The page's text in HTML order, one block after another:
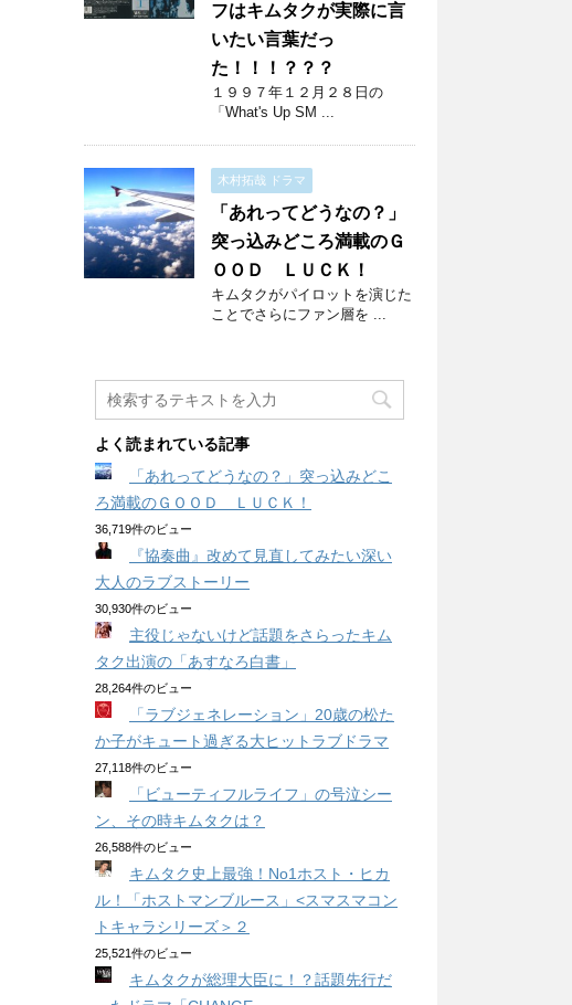
フはキムタクが実際に言
いたい言葉だっ
た！！！？？？
１９９７年１２月２８日の
「What's Up SM ...
木村拓哉 ドラマ
「あれってどうなの？」
突っ込みどころ満載のＧ
ＯＯＤ ＬＵＣＫ！
キムタクがパイロットを演じた
ことでさらにファン層を ...
よく読まれている記事
「あれってどうなの？」突っ込みどこ
ろ満載のＧＯＯＤ ＬＵＣＫ！
36,719件のビュー
『協奏曲』改めて見直してみたい深い
大人のラブストーリー
30,930件のビュー
主役じゃないけど話題をさらったキム
タク出演の「あすなろ白書」
28,264件のビュー
「ラブジェネレーション」20歳の松た
か子がキュート過ぎる大ヒットラブドラマ
27,118件のビュー
「ビューティフルライフ」の号泣シー
ン、その時キムタクは？
26,588件のビュー
キムタク史上最強！No1ホスト・ヒカ
ル！「ホストマンブルース」<スマスマコン
トキャラシリーズ＞２
25,521件のビュー
キムタクが総理大臣に！？話題先行だ